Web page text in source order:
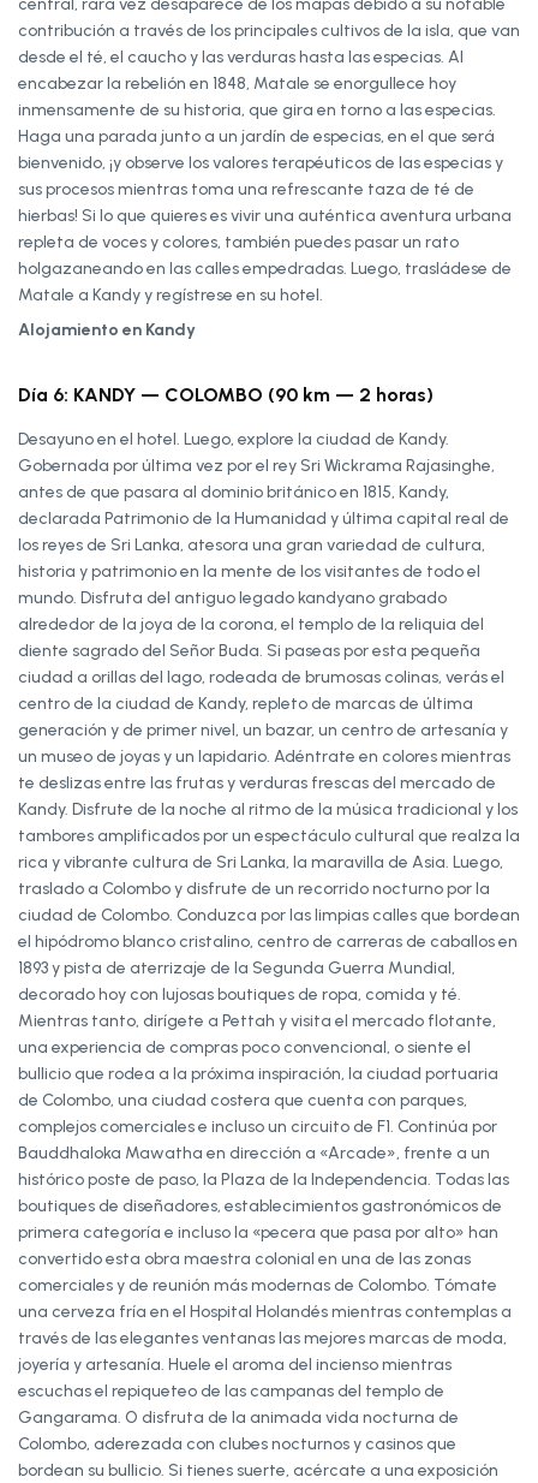
central, rara vez desaparece de los mapas debido a su notable
contribución a través de los principales cultivos de la isla, que van
desde el té, el caucho y las verduras hasta las especias. Al
encabezar la rebelión en 1848, Matale se enorgullece hoy
inmensamente de su historia, que gira en torno a las especias.
Haga una parada junto a un jardín de especias, en el que será
bienvenido, ¡y observe los valores terapéuticos de las especias y
sus procesos mientras toma una refrescante taza de té de
hierbas! Si lo que quieres es vivir una auténtica aventura urbana
repleta de voces y colores, también puedes pasar un rato
holgazaneando en las calles empedradas. Luego, trasládese de
Matale a Kandy y regístrese en su hotel.
Alojamiento en Kandy
Día 6: KANDY — COLOMBO (90 km — 2 horas)
Desayuno en el hotel. Luego, explore la ciudad de Kandy.
Gobernada por última vez por el rey Sri Wickrama Rajasinghe,
antes de que pasara al dominio británico en 1815, Kandy,
declarada Patrimonio de la Humanidad y última capital real de
los reyes de Sri Lanka, atesora una gran variedad de cultura,
historia y patrimonio en la mente de los visitantes de todo el
mundo. Disfruta del antiguo legado kandyano grabado
alrededor de la joya de la corona, el templo de la reliquia del
diente sagrado del Señor Buda. Si paseas por esta pequeña
ciudad a orillas del lago, rodeada de brumosas colinas, verás el
centro de la ciudad de Kandy, repleto de marcas de última
generación y de primer nivel, un bazar, un centro de artesanía y
un museo de joyas y un lapidario. Adéntrate en colores mientras
te deslizas entre las frutas y verduras frescas del mercado de
Kandy. Disfrute de la noche al ritmo de la música tradicional y los
tambores amplificados por un espectáculo cultural que realza la
rica y vibrante cultura de Sri Lanka, la maravilla de Asia. Luego,
traslado a Colombo y disfrute de un recorrido nocturno por la
ciudad de Colombo. Conduzca por las limpias calles que bordean
el hipódromo blanco cristalino, centro de carreras de caballos en
1893 y pista de aterrizaje de la Segunda Guerra Mundial,
decorado hoy con lujosas boutiques de ropa, comida y té.
Mientras tanto, dirígete a Pettah y visita el mercado flotante,
una experiencia de compras poco convencional, o siente el
bullicio que rodea a la próxima inspiración, la ciudad portuaria
de Colombo, una ciudad costera que cuenta con parques,
complejos comerciales e incluso un circuito de F1. Continúa por
Bauddhaloka Mawatha en dirección a «Arcade», frente a un
histórico poste de paso, la Plaza de la Independencia. Todas las
boutiques de diseñadores, establecimientos gastronómicos de
primera categoría e incluso la «pecera que pasa por alto» han
convertido esta obra maestra colonial en una de las zonas
comerciales y de reunión más modernas de Colombo. Tómate
una cerveza fría en el Hospital Holandés mientras contemplas a
través de las elegantes ventanas las mejores marcas de moda,
joyería y artesanía. Huele el aroma del incienso mientras
escuchas el repiqueteo de las campanas del templo de
Gangarama. O disfruta de la animada vida nocturna de
Colombo, aderezada con clubes nocturnos y casinos que
bordean su bullicio. Si tienes suerte, acércate a una exposición